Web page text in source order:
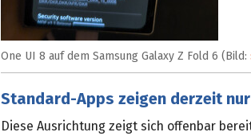
One UI 8 auf dem Samsung Galaxy Z Fold 6 (Bild:
Standard-Apps zeigen derzeit
Diese Ausrichtung zeigt sich offenbar